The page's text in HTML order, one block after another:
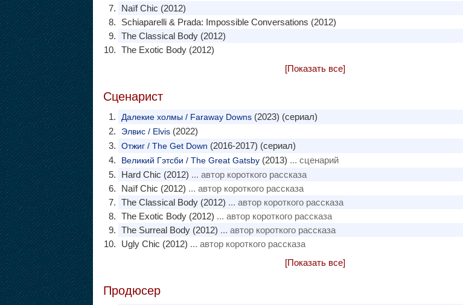
Naïf Chic (2012)
Schiaparelli & Prada: Impossible Conversations (2012)
The Classical Body (2012)
The Exotic Body (2012)
[Показать все]
Сценарист
Далекие холмы / Faraway Downs(2023) (сериал)
Элвис / Elvis(2022)
Отжиг / The Get Down (2016-2017) (сериал)
Великий Гэтсби / The Great Gatsby(2013) ... сценарий
Hard Chic (2012) ... автор короткого рассказа
Naïf Chic (2012) ... автор короткого рассказа
The Classical Body (2012) ... автор короткого рассказа
The Exotic Body (2012) ... автор короткого рассказа
The Surreal Body (2012) ... автор короткого рассказа
Ugly Chic (2012) ... автор короткого рассказа
[Показать все]
Продюсер